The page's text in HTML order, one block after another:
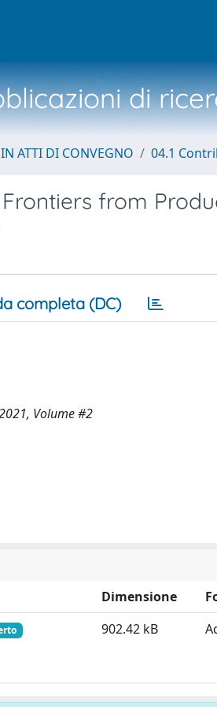
di
ATTI DI CONVEGNO 04.1
from
completa (DC)
Volume #2
Dimensione
902.42 kB